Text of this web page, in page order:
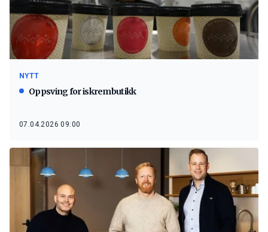
NYTT
Oppsving for iskrembutikk
07.04.2026 09:00